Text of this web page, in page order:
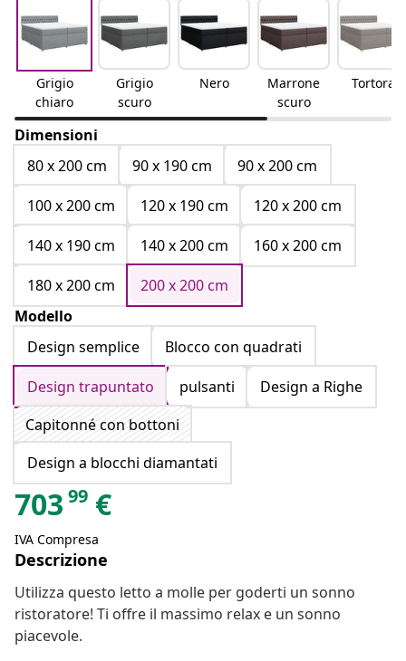
Grigio
chiaro
Grigio
scuro
Nero
Marrone
scuro
Tortora
Dimensioni
80 x 200 cm
90 x 190 cm
90 x 200 cm
100 x 200 cm
120 x 190 cm
120 x 200 cm
140 x 190 cm
140 x 200 cm
160 x 200 cm
180 x 200 cm
200 x 200 cm
Modello
Design semplice
Blocco con quadrati
Design trapuntato
pulsanti
Design a Righe
Capitonné con bottoni
Design a blocchi diamantati
703 99 €
IVA Compresa
Descrizione
Utilizza questo letto a molle per goderti un sonno
ristoratore! Ti offre il massimo relax e un sonno
piacevole.